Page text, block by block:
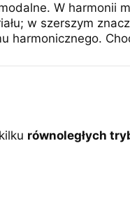
W harmonii
w szerszym
harmonicznego.
równoległych